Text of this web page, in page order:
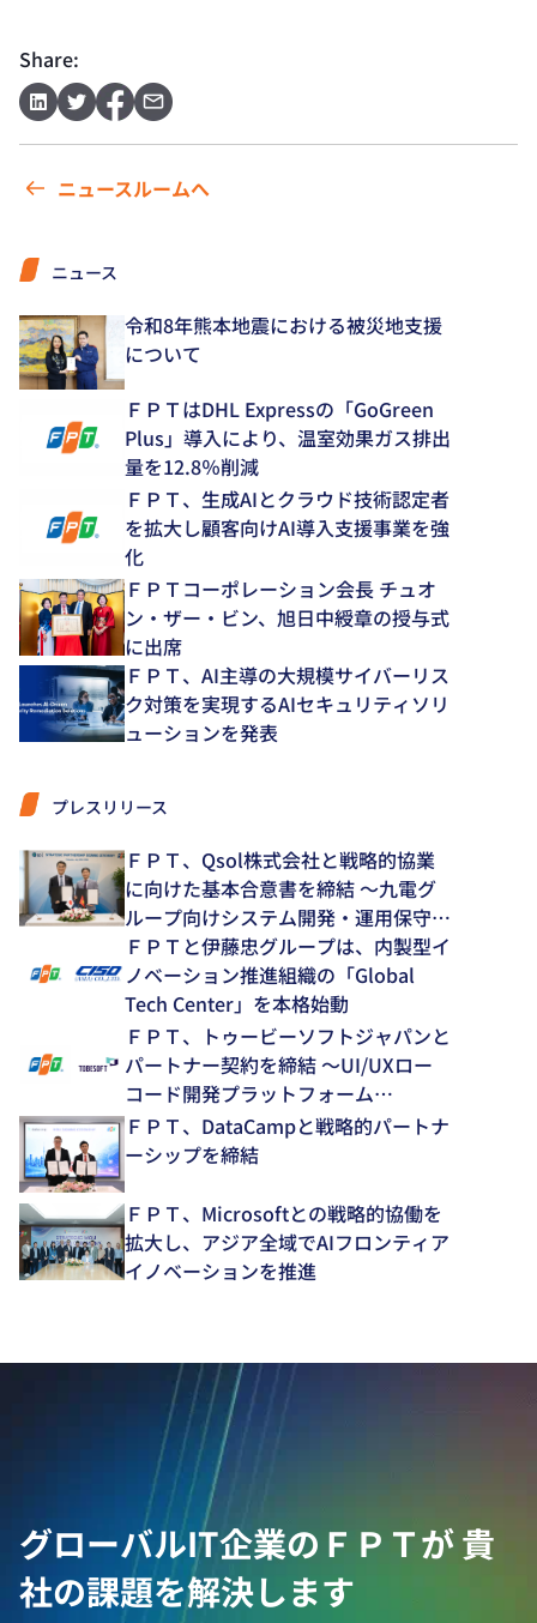
Share:
ニュースルームへ
ニュース
令和8年熊本地震における被災地支援
について
ＦＰＴはDHL Expressの「GoGreen
Plus」導入により、温室効果ガス排出
量を12.8％削減
ＦＰＴ、生成AIとクラウド技術認定者
を拡大し顧客向けAI導入支援事業を強
化
ＦＰＴコーポレーション会長 チュオ
ン・ザー・ビン、旭日中綬章の授与式
に出席
ＦＰＴ、AI主導の大規模サイバーリス
ク対策を実現するAIセキュリティソリ
ューションを発表
プレスリリース
ＦＰＴ、Qsol株式会社と戦略的協業
に向けた基本合意書を締結 ～九電グ
ループ向けシステム開発・運用保守領
域で中長期的な協業を推進～
ＦＰＴと伊藤忠グループは、内製型イ
ノベーション推進組織の「Global
Tech Center」を本格始動
ＦＰＴ、トゥービーソフトジャパンと
パートナー契約を締結 ～UI/UXロー
コード開発プラットフォーム
「NEXACRO」の技術支援体制を強化
～
ＦＰＴ、DataCampと戦略的パートナ
ーシップを締結
ＦＰＴ、Microsoftとの戦略的協働を
拡大し、アジア全域でAIフロンティア
イノベーションを推進
グローバルIT企業のＦＰＴが貴
社の課題を解決します